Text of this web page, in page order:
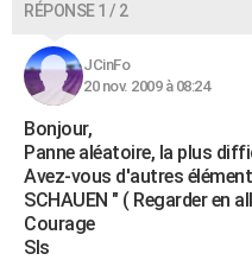
S'inscrire
Se connecter
Lycées
Collèges
Primaires
Universités
Entreprises
Service militaire
Avis de recherche
AVIS DE DÉCÈS
FORUM
Bricolage
Lifestyle
Culture
Sport
Auto
Television
Voyage
Cinema
RÉPONSE 1 / 2
JCinFo
20 nov. 2009 à 08:24
Bonjour,
Panne aléatoire, la plus
Avez-vous d'autres
SCHAUEN " ( Regarder en
Courage
Sls